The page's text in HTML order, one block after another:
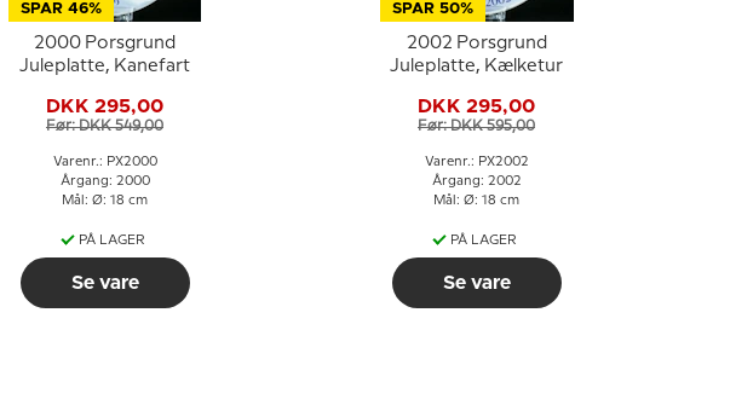
SPAR 46%
2000 Porsgrund
Juleplatte, Kanefart
DKK 295,00
Før: DKK 549,00
Varenr.: PX2000
Årgang: 2000
Mål: Ø: 18 cm
PÅ LAGER
Se vare
SPAR 50%
2002 Porsgrund
Juleplatte, Kælketur
DKK 295,00
Før: DKK 595,00
Varenr.: PX2002
Årgang: 2002
Mål: Ø: 18 cm
PÅ LAGER
Se vare